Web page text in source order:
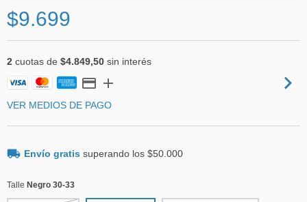
$9.699
2 cuotas de $4.849,50 sin interés
VER MEDIOS DE PAGO
Envío gratis superando los $50.000
Talle Negro 30-33